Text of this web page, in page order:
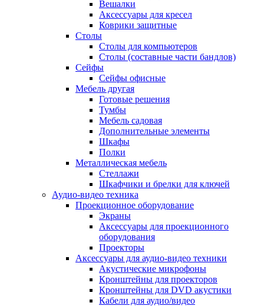
Вешалки
Аксессуары для кресел
Коврики защитные
Столы
Столы для компьютеров
Столы (составные части бандлов)
Сейфы
Сейфы офисные
Мебель другая
Готовые решения
Тумбы
Мебель садовая
Дополнительные элементы
Шкафы
Полки
Металлическая мебель
Стеллажи
Шкафчики и брелки для ключей
Аудио-видео техника
Проекционное оборудование
Экраны
Аксессуары для проекционного
оборудования
Проекторы
Аксессуары для аудио-видео техники
Акустические микрофоны
Кронштейны для проекторов
Кронштейны для DVD акустики
Кабели для аудио/видео